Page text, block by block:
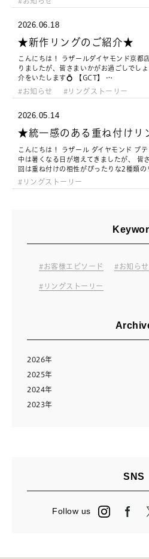
2026.06.18
★新作リングのご紹介★
こんにちは！ ラザールダイヤモンド京都
りましたが、皆さまいかがお過ごしでし
介をいたします💍 【GCT】 …
お知らせ リングストーリー
2026.05.14
★統一感のある重ね付けリ
こんにちは！ ラザール ダイヤモンド ブ
中は暑くなる日が増えてきましたが、 皆
回は重ね付けの相性がぴったりな2種類
リングストーリー
お客様エピソード お知らせ
リングストーリー
2026年
8月（2）
7月（10）
6月（11）
2025年
12月（13）
11月（12）
2024年
12月（13）
2023年
SNS
Follow us